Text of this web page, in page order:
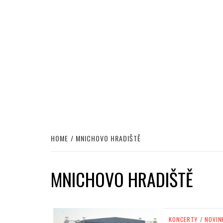
HOME MNICHOVO HRADIŠTĚ
MNICHOVO HRADIŠTĚ
KONCERTY /